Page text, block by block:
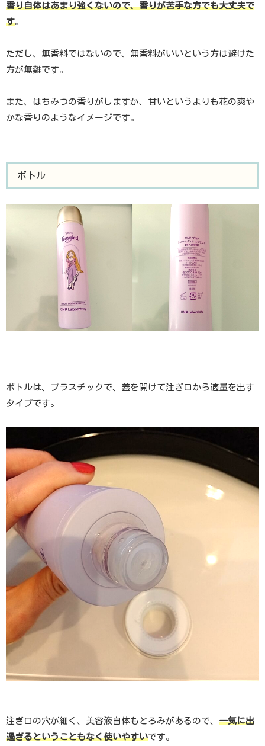
香り自体はあまり強くないので、香りが苦手な方でも大丈夫で
す。
ただし、無香料ではないので、無香料がいいという方は避けた
方が無難です。
また、はちみつの香りがしますが、甘いというよりも花の爽や
かな香りのようなイメージです。
ボトル
ボトルは、プラスチックで、蓋を開けて注ぎ口から適量を出す
タイプです。
注ぎ口の穴が細く、美容液自体もとろみがあるので、 一気に出
過ぎるということもなく使いやすいです。